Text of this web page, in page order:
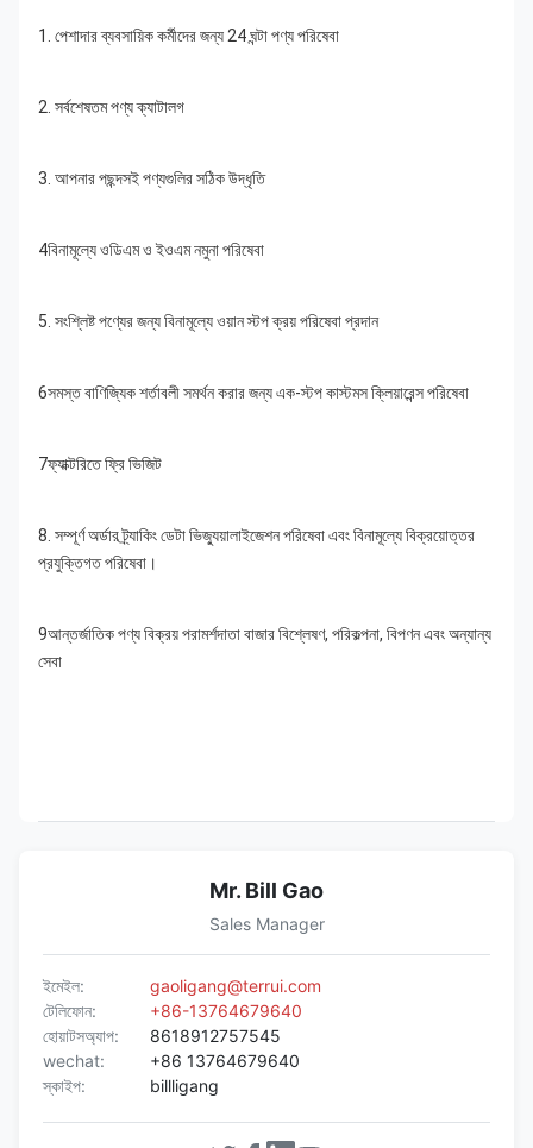
1. পেশাদার ব্যবসায়িক কর্মীদের জন্য 24 ঘন্টা পণ্য পরিষেবা
2. সর্বশেষতম পণ্য ক্যাটালগ
3. আপনার পছন্দসই পণ্যগুলির সঠিক উদ্ধৃতি
4বিনামূল্যে ওডিএম ও ইওএম নমুনা পরিষেবা
5. সংশ্লিষ্ট পণ্যের জন্য বিনামূল্যে ওয়ান স্টপ ক্রয় পরিষেবা প্রদান
6সমস্ত বাণিজ্যিক শর্তাবলী সমর্থন করার জন্য এক-স্টপ কাস্টমস ক্লিয়ারেন্স পরিষেবা
7ফ্যাক্টরিতে ফ্রি ভিজিট
8. সম্পূর্ণ অর্ডার ট্র্যাকিং ডেটা ভিজ্যুয়ালাইজেশন পরিষেবা এবং বিনামূল্যে বিক্রয়োত্তর
প্রযুক্তিগত পরিষেবা।
9আন্তর্জাতিক পণ্য বিক্রয় পরামর্শদাতা বাজার বিশ্লেষণ, পরিকল্পনা, বিপণন এবং অন্যান্য
সেবা
Mr. Bill Gao
Sales Manager
ইমেইল:
gaoligang@terrui.com
টেলিফোন:
+86-13764679640
হোয়াটসঅ্যাপ:
8618912757545
wechat:
+86 13764679640
স্কাইপ:
billligang